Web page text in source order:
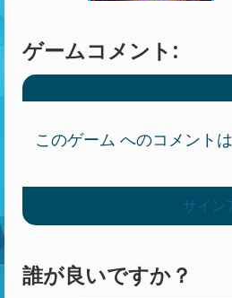
ゲームコメント:
このゲーム へのコメント
サイン
誰が良いですか？